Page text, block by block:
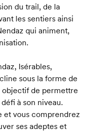
du trail, de la
les sentiers ainsi
qui animent,
Isérables,
sous la forme de
objectif de permettre
à son niveau.
et vous comprendrez
ses adeptes et